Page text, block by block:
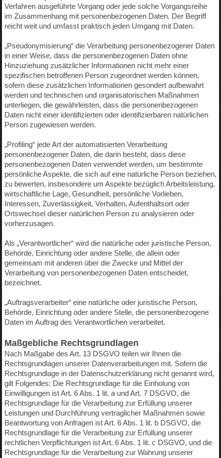
Verfahren ausgeführte Vorgang oder jede solche Vorgangsreihe
im Zusammenhang mit personenbezogenen Daten. Der Begriff
reicht weit und umfasst praktisch jeden Umgang mit Daten.
„Pseudonymisierung“ die Verarbeitung personenbezogener Daten
in einer Weise, dass die personenbezogenen Daten ohne
Hinzuziehung zusätzlicher Informationen nicht mehr einer
spezifischen betroffenen Person zugeordnet werden können,
sofern diese zusätzlichen Informationen gesondert aufbewahrt
werden und technischen und organisatorischen Maßnahmen
unterliegen, die gewährleisten, dass die personenbezogenen
Daten nicht einer identifizierten oder identifizierbaren natürlichen
Person zugewiesen werden.
„Profiling“ jede Art der automatisierten Verarbeitung
personenbezogener Daten, die darin besteht, dass diese
personenbezogenen Daten verwendet werden, um bestimmte
persönliche Aspekte, die sich auf eine natürliche Person beziehen,
zu bewerten, insbesondere um Aspekte bezüglich Arbeitsleistung,
wirtschaftliche Lage, Gesundheit, persönliche Vorlieben,
Interessen, Zuverlässigkeit, Verhalten, Aufenthaltsort oder
Ortswechsel dieser natürlichen Person zu analysieren oder
vorherzusagen.
Als „Verantwortlicher“ wird die natürliche oder juristische Person,
Behörde, Einrichtung oder andere Stelle, die allein oder
gemeinsam mit anderen über die Zwecke und Mittel der
Verarbeitung von personenbezogenen Daten entscheidet,
bezeichnet.
„Auftragsverarbeiter“ eine natürliche oder juristische Person,
Behörde, Einrichtung oder andere Stelle, die personenbezogene
Daten im Auftrag des Verantwortlichen verarbeitet.
Maßgebliche Rechtsgrundlagen
Nach Maßgabe des Art. 13 DSGVO teilen wir Ihnen die
Rechtsgrundlagen unserer Datenverarbeitungen mit. Sofern die
Rechtsgrundlage in der Datenschutzerklärung nicht genannt wird,
gilt Folgendes: Die Rechtsgrundlage für die Einholung von
Einwilligungen ist Art. 6 Abs. 1 lit. a und Art. 7 DSGVO, die
Rechtsgrundlage für die Verarbeitung zur Erfüllung unserer
Leistungen und Durchführung vertraglicher Maßnahmen sowie
Beantwortung von Anfragen ist Art. 6 Abs. 1 lit. b DSGVO, die
Rechtsgrundlage für die Verarbeitung zur Erfüllung unserer
rechtlichen Verpflichtungen ist Art. 6 Abs. 1 lit. c DSGVO, und die
Rechtsgrundlage für die Verarbeitung zur Wahrung unserer